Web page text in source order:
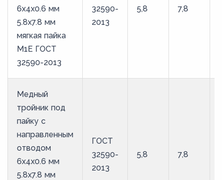
6х4х0.6 мм
5.8х7.8 мм
мягкая пайка
М1Е ГОСТ
32590-2013
32590-
2013
5,8 7,8
Медный
тройник под
пайку с
направленным
отводом
6х4х0.6 мм
5.8х7.8 мм
ГОСТ
32590-
2013
5,8 7,8